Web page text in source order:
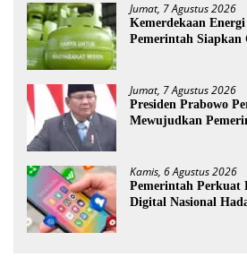
Jumat, 7 Agustus 2026
Kemerdekaan
Pemerintah Siapkan
Jumat, 7 Agustus 2026
Presiden Prabowo
Mewujudkan
Kamis, 6 Agustus 2026
Pemerintah Perkuat
Digital Nasional